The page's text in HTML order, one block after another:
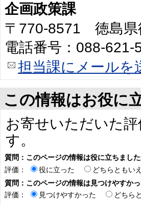
企画政策課
〒770-8571 徳島県
電話番号：088-621-
担当課にメールを
この情報はお役に
お寄せいただいた
す。
質問：このページの情報は役に立ちました
評価：
役に立った どちらともい
質問：このページの情報は見つけやすか
評価：
見つけやすかった どちら